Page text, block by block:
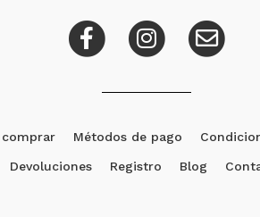
Métodos de pago
Devoluciones Registro Blog